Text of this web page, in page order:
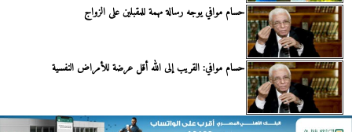
حسام موافي يوجه رسالة مهمة للمقبلين على الزواج
حسام موافي: القريب إلى الله أقل عرضة للأمراض النفسية